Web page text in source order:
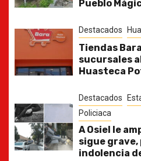
Pueblo
Destacados
Tiendas
sucursales
Huasteca
Destacados
Policiaca
A Osiel le
sigue
indolencia